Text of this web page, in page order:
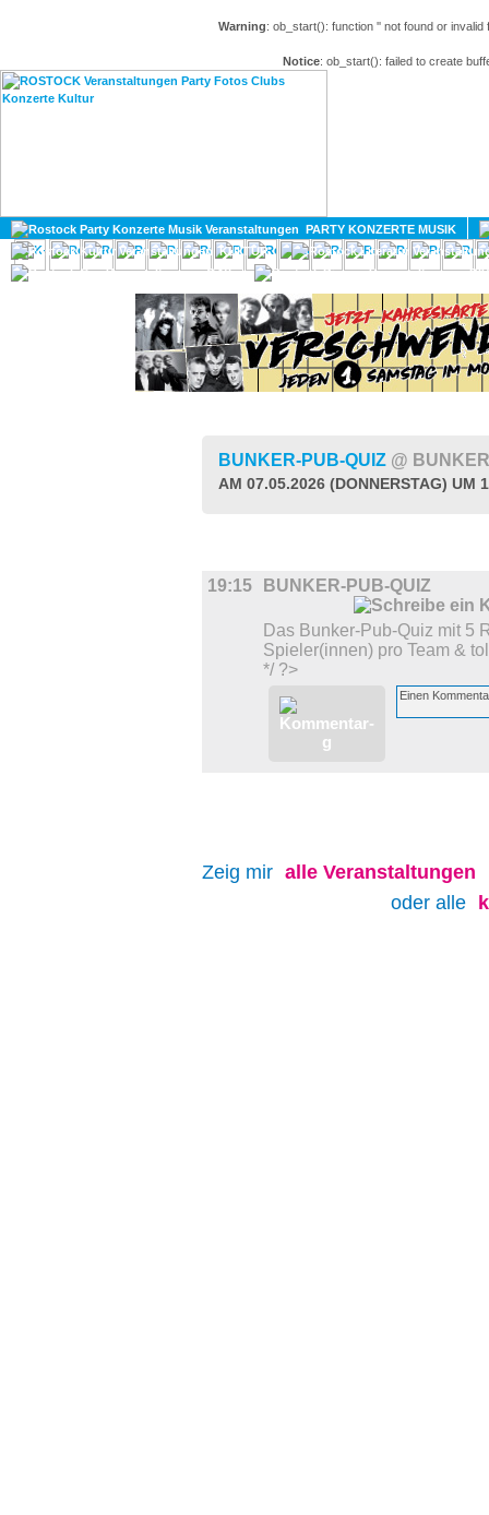
Warning: ob_start(): function '' not found or
Notice: ob_start(): failed to create
PARTY KONZERTE MUSIK
KULTUR
GAY
BUNKER-PUB-QUIZ @
AM 07.05.2026 (DONNERSTAG) UM
19:15 BUNKER-PUB-QUIZ
Das Bunker-Pub-Quiz mit 5
Spieler(innen) pro Team &
*/ ?>
Zeig mir alle Veranstaltungen
oder alle